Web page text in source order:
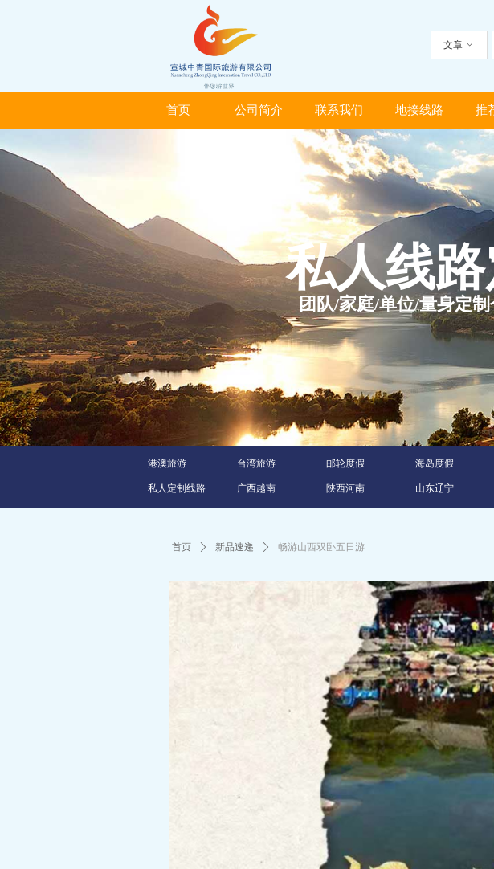
首页 公司简介 联系我们
联系我们
地接线路
地接线路
推
文章 ꀁ
港澳旅游 台湾旅游 邮轮度假 海岛度假
私人定制线路 广西越南 陕西河南 山东辽宁
私人线
团队/家庭/单位/量身定
首页 ꄲ 新品速递 ꄲ 畅游山西双卧五日游